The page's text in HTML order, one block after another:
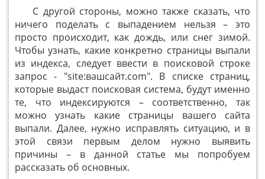
С другой стороны, можно также сказать, что
ничего поделать с выпадением нельзя – это
просто происходит, как дождь, или снег зимой.
Чтобы узнать, какие конкретно страницы выпали
из индекса, следует ввести в поисковой строке
запрос - "site:вашсайт.com". В списке страниц,
которые выдаст поисковая система, будут именно
те, что индексируются – соответственно, так
можно узнать какие страницы вашего сайта
выпали. Далее, нужно исправлять ситуацию, и в
этой связи первым делом нужно выявить
причины – в данной статье мы попробуем
рассказать об основных.